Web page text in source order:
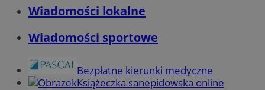
Wiadomości lokalne
Wiadomości sportowe
Bezpłatne kierunki medyczne
Książeczka sanepidowska online